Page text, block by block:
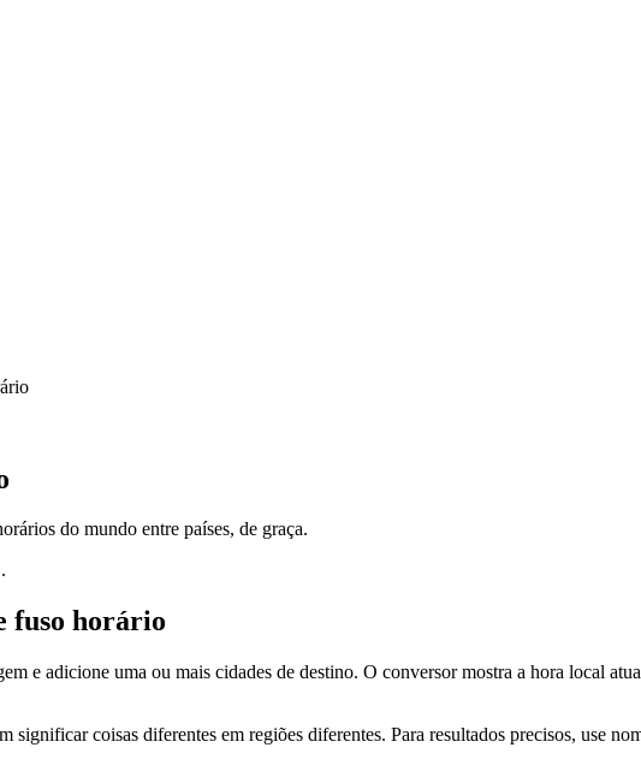
do mundo entre países, de graça.
fuso horário
e adicione uma ou mais cidades de destino. O conversor mostra a hora local
significar coisas diferentes em regiões diferentes. Para resultados precisos, use